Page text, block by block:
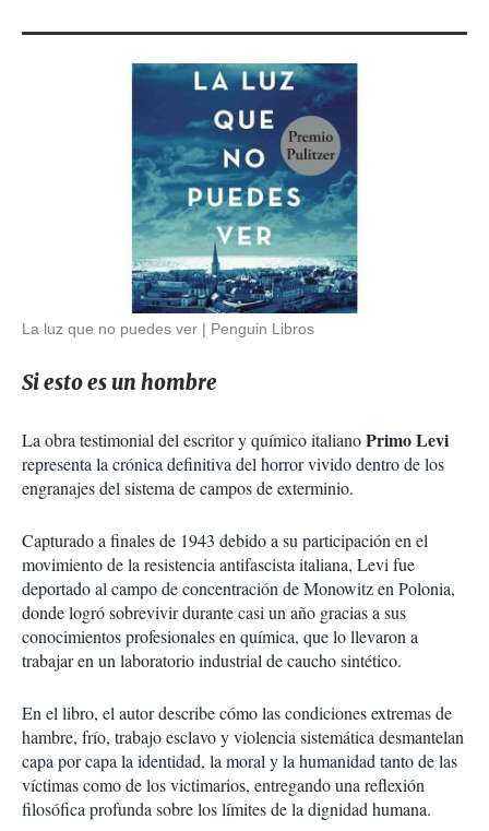
La luz que no puedes ver Penguin Libros
Si esto es un hombre
La obra testimonial del escritor y químico italianoPrimo Levi
representa la crónica definitiva del horror vivido dentro de los
engranajes del sistema de campos de exterminio.
Capturado a finales de 1943 debido a su participación en el
movimiento de la resistencia antifascista italiana, Levi fue
deportado al campo de concentración de Monowitz en Polonia,
donde logró sobrevivir durante casi un año gracias a sus
conocimientos profesionales en química, que lo llevaron a
trabajar en un laboratorio industrial de caucho sintético.
En el libro, el autor describe cómo las condiciones extremas de
hambre, frío, trabajo esclavo y violencia sistemática desmantelan
capa por capa la identidad, la moral y la humanidad tanto de las
víctimas como de los victimarios, entregando una reflexión
filosófica profunda sobre los límites de la dignidad humana.